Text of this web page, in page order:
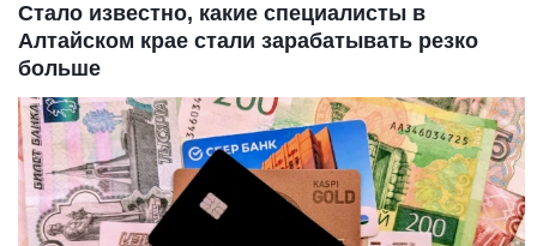
Стало известно, какие специалисты в
Алтайском крае стали зарабатывать резко
больше